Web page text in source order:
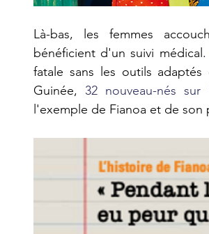
Là-bas, les femmes
bénéficient d'un suivi médical.
fatale sans les outils
Guinée, 32 nouveau-nés
l'exemple de Fianoa et de